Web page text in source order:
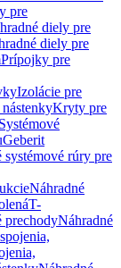
pre
diely pre
diely pre
Prípojky pre
Izolácie pre
Kryty pre
Systémové
Geberit
rúry pre
Náhradné
T-
prechodyNáhradné